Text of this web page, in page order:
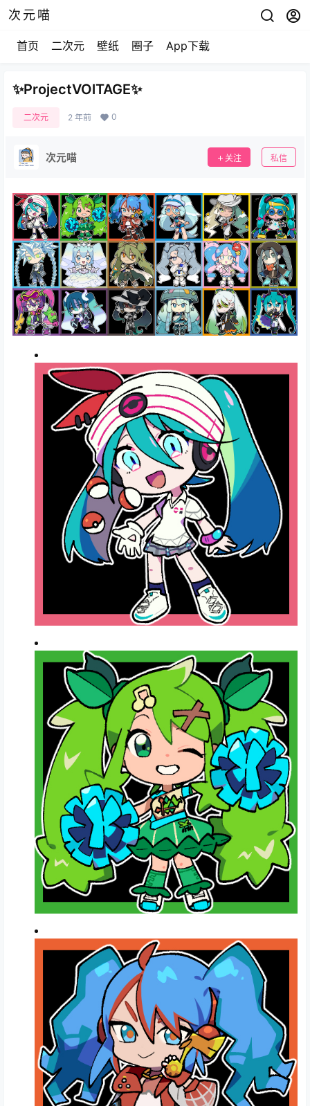
次元喵
首页 二次元 壁纸 圈子 App下载
✨ProjectVOlTAGE✨
二次元 2 年前 0
次元喵 关注 私信